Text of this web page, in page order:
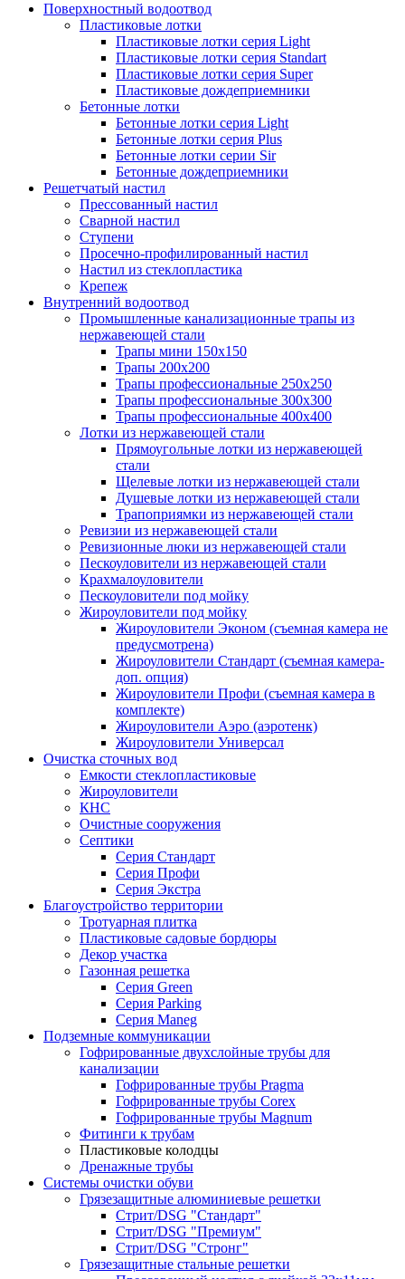
Поверхностный водоотвод
Пластиковые лотки
Пластиковые лотки серия Light
Пластиковые лотки серия Standart
Пластиковые лотки серия Super
Пластиковые дождеприемники
Бетонные лотки
Бетонные лотки серия Light
Бетонные лотки серия Plus
Бетонные лотки серии Sir
Бетонные дождеприемники
Решетчатый настил
Прессованный настил
Сварной настил
Ступени
Просечно-профилированный настил
Настил из стеклопластика
Крепеж
Внутренний водоотвод
Промышленные канализационные трапы из
нержавеющей стали
Трапы мини 150х150
Трапы 200х200
Трапы профессиональные 250х250
Трапы профессиональные 300х300
Трапы профессиональные 400х400
Лотки из нержавеющей стали
Прямоугольные лотки из нержавеющей
стали
Щелевые лотки из нержавеющей стали
Душевые лотки из нержавеющей стали
Трапоприямки из нержавеющей стали
Ревизии из нержавеющей стали
Ревизионные люки из нержавеющей стали
Пескоуловители из нержавеющей стали
Крахмалоуловители
Пескоуловители под мойку
Жироуловители под мойку
Жироуловители Эконом (съемная камера не
предусмотрена)
Жироуловители Стандарт (съемная камера-
доп. опция)
Жироуловители Профи (съемная камера в
комплекте)
Жироуловители Аэро (аэротенк)
Жироуловители Универсал
Очистка сточных вод
Емкости стеклопластиковые
Жироуловители
КНС
Очистные сооружения
Септики
Серия Стандарт
Серия Профи
Серия Экстра
Благоустройство территории
Тротуарная плитка
Пластиковые садовые бордюры
Декор участка
Газонная решетка
Серия Green
Серия Parking
Серия Maneg
Подземные коммуникации
Гофрированные двухслойные трубы для
канализации
Гофрированные трубы Pragma
Гофрированные трубы Corex
Гофрированные трубы Magnum
Фитинги к трубам
Пластиковые колодцы
Дренажные трубы
Системы очистки обуви
Грязезащитные алюминиевые решетки
Стрит/DSG "Стандарт"
Стрит/DSG "Премиум"
Стрит/DSG "Стронг"
Грязезащитные стальные решетки